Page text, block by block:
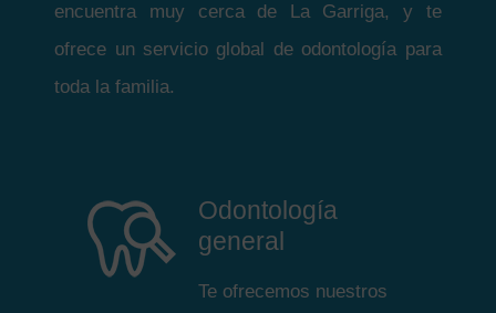
encuentra muy cerca de La Garriga, y te
ofrece un servicio global de odontología para
toda la familia.
Odontología
general
Te ofrecemos nuestros